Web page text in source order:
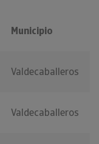
Municipio
Valdecaballeros
Valdecaballeros